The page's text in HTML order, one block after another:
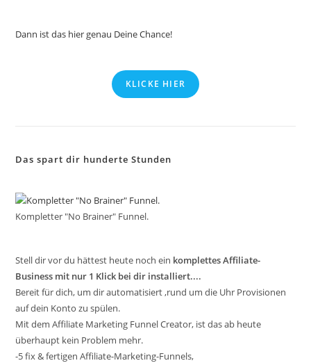
Dann ist das hier genau Deine Chance!
KLICKE HIER
Das spart dir hunderte Stunden
Kompletter "No Brainer" Funnel.
Stell dir vor du hättest heute noch ein komplettes Affiliate-
Business mit nur 1 Klick bei dir installiert....
Bereit für dich, um dir automatisiert ,rund um die Uhr Provisionen
auf dein Konto zu spülen.
Mit dem Affiliate Marketing Funnel Creator, ist das ab heute
überhaupt kein Problem mehr.
-5 fix & fertigen Affiliate-Marketing-Funnels,